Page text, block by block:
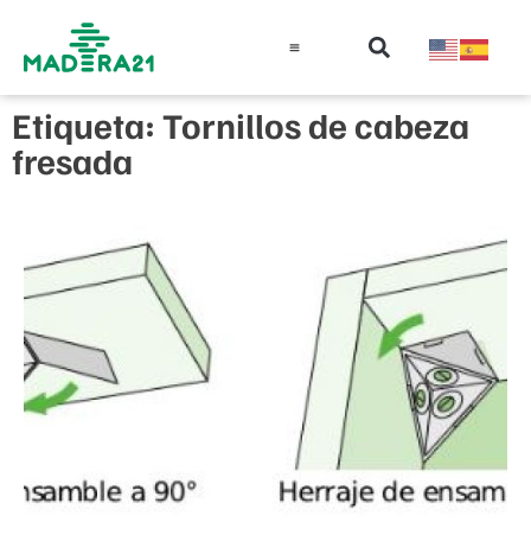
Etiqueta: Tornillos de cabeza
fresada